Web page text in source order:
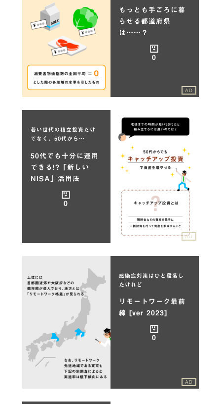
もっとも手ごろに暮
らせる都道府県
は……？
0
AD
若い世代の積立投資だけ
でなく、50代から…
50代でも十分に運用
できる!?「新しい
NISA」活用法
0
AD
感染症対策はひと段落し
たけれど
リモートワーク最前
線 [ver 2023]
0
AD